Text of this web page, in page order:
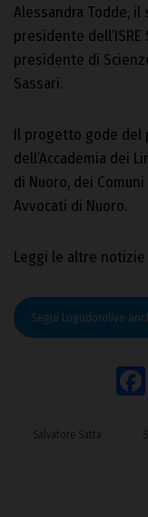
Alessandra Todde, il
presidente
presidente di
Sassari.
Il progetto gode del
dell’Accademia dei
di Nuoro, dei
Avvocati di Nuoro.
Leggi le altre notizie
Segui Logudorolive
Salvatore Satta